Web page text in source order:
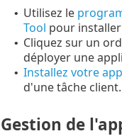
• Utilisez le
Tool pour
• Cliquez sur un
déployer une
• Installez votre
d'une tâche client.
Gestion de